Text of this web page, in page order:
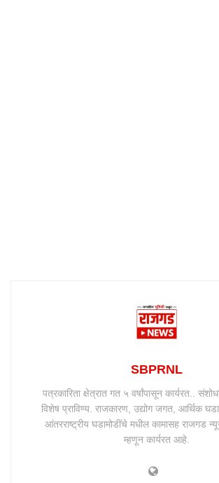
SBPRNL
पत्रकारिता क्षेत्रात गत ५ वर्षांपासून कार्यरत..
विशेष प्राविण्य. राजकारण, उद्योग जगत, आर्थिक
आंतरराष्ट्रीय घडामोडींचे मधील कामासह राजगड
म्हणून कार्यरत आहे.